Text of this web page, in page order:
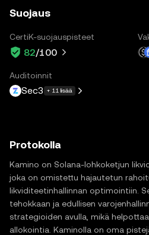
Suojaus
CertiK-suojauspisteet
82/100
Auditoinnit
Sec3 + 11 lisää
Protokolla
Kamino on Solana-lohkoketjun
joka on omistettu hajautetun
likviditeetinhallinnan optimointiin.
tehokkaan ja edullisen
strategioiden avulla, mikä
allokointia. Kaminolla on oma